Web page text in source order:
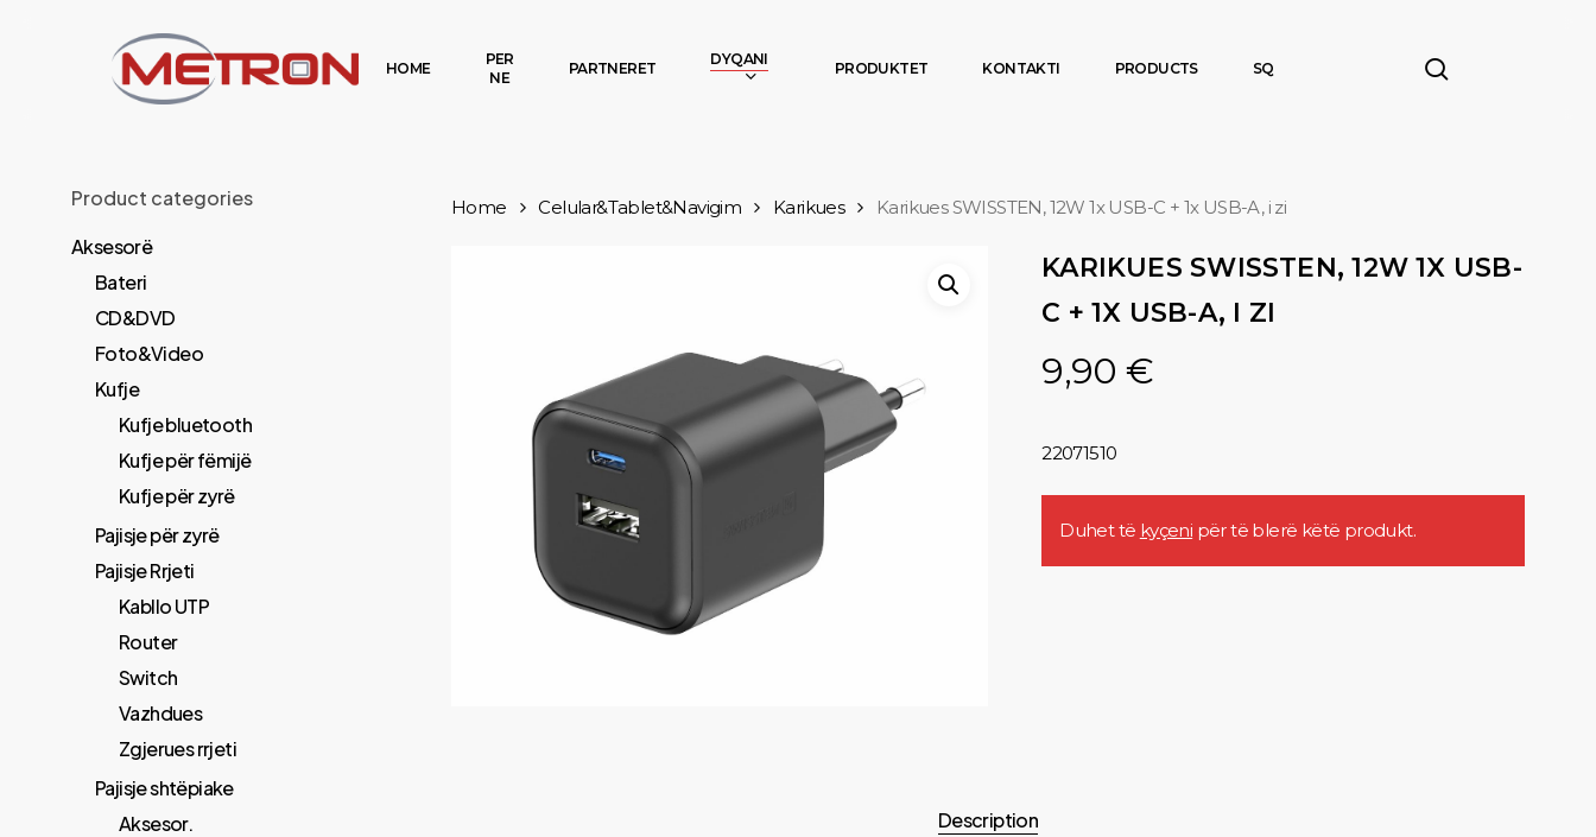
HOME
PER
NE
PARTNERET
DYQANI
PRODUKTET KONTAKTI PRODUCTS SQ
Product categories
Aksesorë
Bateri
CD&DVD
Foto&Video
Kufje
Kufje bluetooth
Kufje për fëmijë
Kufje për zyrë
Pajisje për zyrë
Pajisje Rrjeti
Kabllo UTP
Router
Switch
Vazhdues
Zgjerues rrjeti
Pajisje shtëpiake
Aksesor.
Home Celular&Tablet&Navigim Karikues Karikues SWISSTEN, 12W 1x USB-C + 1x USB-A, i zi
KARIKUES SWISSTEN, 12W 1X USB-
C + 1X USB-A, I ZI
9,90€
22071510
Duhet të kyçeni për të blerë këtë produkt.
Description